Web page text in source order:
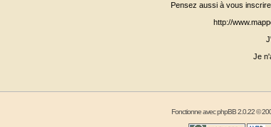
Pensez aussi à vous
http://
Je
Fonctionne avecphpBB2.0.22 ©